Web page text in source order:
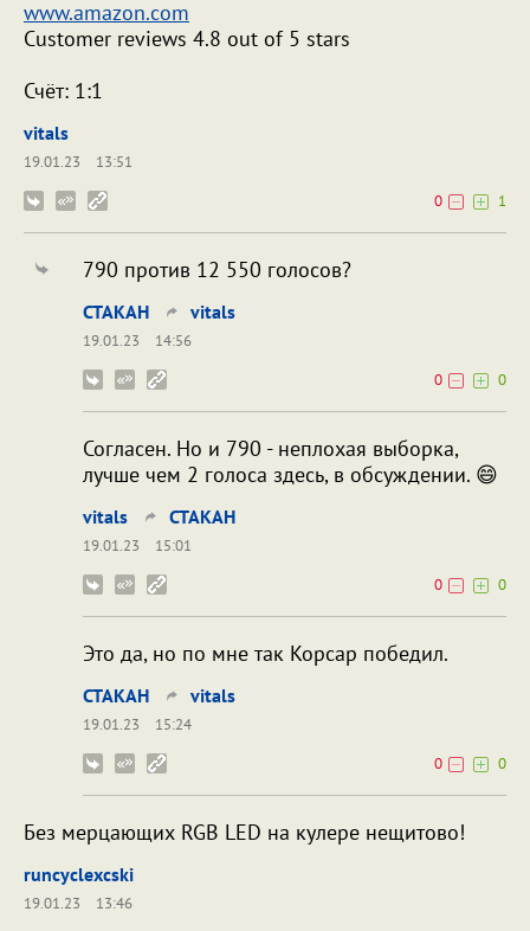
www.amazon.com
Customer reviews 4.8 out of 5 stars
Счёт: 1:1
vitals
19.01.23
13:51
0
1
790 против 12 550 голосов?
CTAKAH vitals
19.01.23
14:56
0
0
Согласен. Но и 790 - неплохая выборка,
лучше чем 2 голоса здесь, в обсуждении. 😄
vitals CTAKAH
19.01.23
15:01
0
0
Это да, но по мне так Корсар победил.
CTAKAH vitals
19.01.23
15:24
0
0
Без мерцающих RGB LED на кулере нещитово!
runcyclexcski
19.01.23
13:46